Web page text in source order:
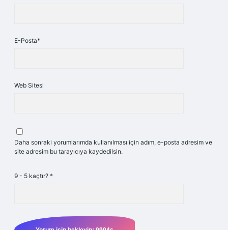
E-Posta*
Web Sitesi
Daha sonraki yorumlarımda kullanılması için adım, e-posta adresim ve
site adresim bu tarayıcıya kaydedilsin.
9 - 5 kaçtır? *